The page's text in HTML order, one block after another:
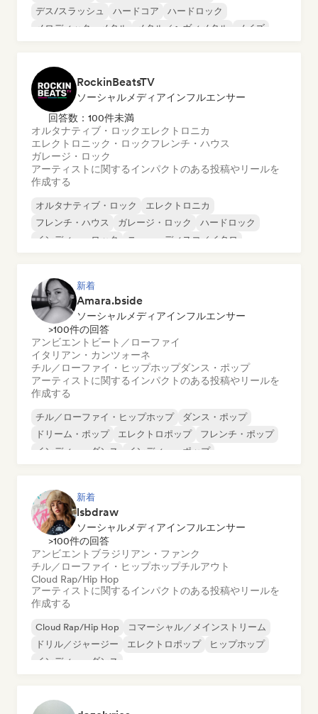
デス/スラッシュ
ハードコア
ハードロック
メロディック・メタル
メタル／ヘヴィメタル ノイズ
RockinBeatsTV
ソーシャルメディアインフルエンサー
回答数：100件未満
オルタナティブ・ロックエレクトロニカ
エレクトロニック・ロックフレンチ・ハウス
ガレージ・ロック
アーティストに関するインパクトのある投稿やリールを
作成する
オルタナティブ・ロック
エレクトロニカ
フレンチ・ハウス
ガレージ・ロック
ハードロック
インディー・ロック
ニュー・ディスコ／イタロ
新着
Amara.bside
ソーシャルメディアインフルエンサー
>100件の回答
アンビエント ビート／ローファイ
イタリアン・カンツォーネ
チル／ローファイ・ヒップホップダンス・ポップ
アーティストに関するインパクトのある投稿やリールを
作成する
チル／ローファイ・ヒップホップ
ダンス・ポップ
ドリーム・ポップ
エレクトロポップ
フレンチ・ポップ
インディー・ダンス
インディー・ポップ
新着
lsbdraw
ソーシャルメディアインフルエンサー
>100件の回答
アンビエント ブラジリアン・ファンク
チル／ローファイ・ヒップホップチルアウト
Cloud Rap/Hip Hop
アーティストに関するインパクトのある投稿やリールを
作成する
Cloud Rap/Hip Hop
コマーシャル／メインストリーム
ドリル／ジャージー
エレクトロポップ
ヒップホップ
インディー・ダンス